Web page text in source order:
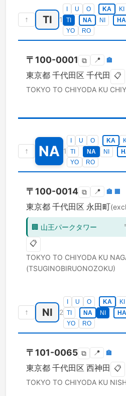
↑ TI 1
U O KA KI
TI
NA NI HA
YO
RO
〒 100-0001 ⧉ 📍 🏣
東京都 千代田区 千代田 📋
TOKYO TO CHIYODA KU
↑ NA 1
U O KA
TI
NA NI
YO
RO
〒 100-0014 ⧉ 📍 🏣 🏢
東京都 千代田区 永田町
🏢 山王パークタワー
📋
TOKYO TO CHIYODA KU
(TSUGINOBIRUONOZOKU)
↑ NI 2
U O KA KI
TI
NA NI HA
YO
RO
〒 101-0065 ⧉ 📍 🏣
東京都 千代田区 西神田 📋
TOKYO TO CHIYODA KU